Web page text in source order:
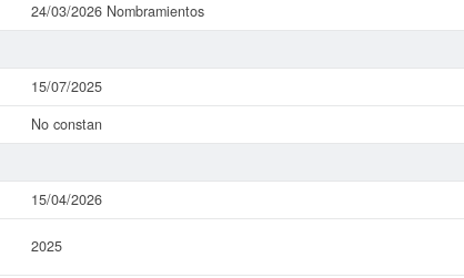
24/03/2026 Nombramientos
15/07/2025
No constan
15/04/2026
2025